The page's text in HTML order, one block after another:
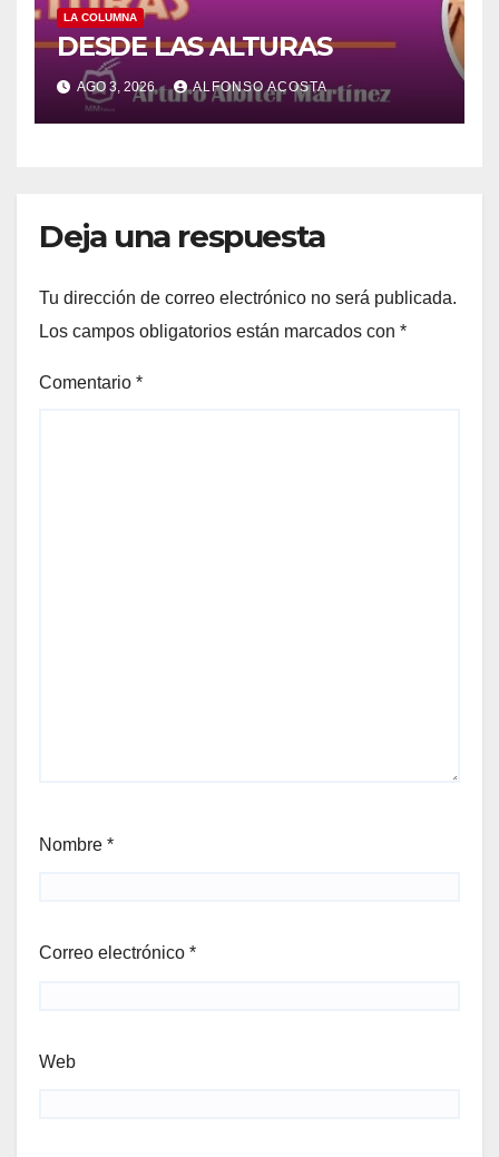
LA COLUMNA
DESDE LAS ALTURAS
AGO 3, 2026 ALFONSO ACOSTA
Deja una respuesta
Tu dirección de correo electrónico no será publicada.
Los campos obligatorios están marcados con *
Comentario *
Nombre *
Correo electrónico *
Web